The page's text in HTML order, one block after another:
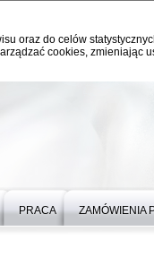
oraz do celów
cookies, zmieniając
PRACA ZAMÓWIENIA